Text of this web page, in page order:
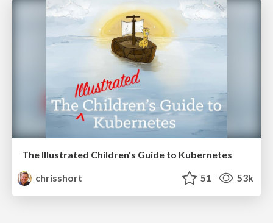
The Illustrated Children's Guide to Kubernetes
chrisshort
51 53k